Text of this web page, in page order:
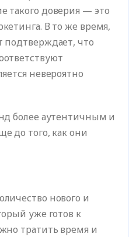
такого доверия — это
В то же время,
подтверждает, что
невероятно
более аутентичным и
до того, как они
нового и
уже готов к
тратить время и